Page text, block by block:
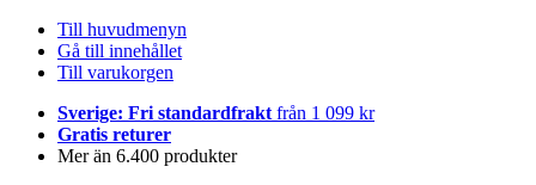
Till huvudmenyn
Gå till innehållet
Till varukorgen
Sverige: Fri standardfrakt från 1 099 kr
Gratis returer
Mer än 6.400 produkter